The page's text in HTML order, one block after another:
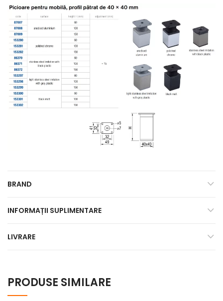
BRAND
INFORMAȚII SUPLIMENTARE
LIVRARE
PRODUSE SIMILARE